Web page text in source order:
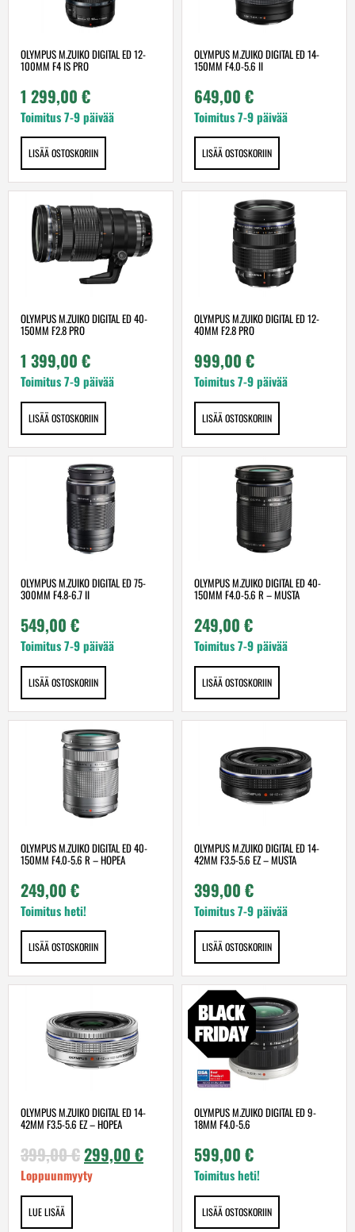
OLYMPUS M.ZUIKO DIGITAL ED 12-
100MM F4 IS PRO
1 299,00 €
Toimitus 7-9 päivää
LISÄÄ OSTOSKORIIN
OLYMPUS M.ZUIKO DIGITAL ED 14-
150MM F4.0-5.6 II
649,00 €
Toimitus 7-9 päivää
LISÄÄ OSTOSKORIIN
OLYMPUS M.ZUIKO DIGITAL ED 40-
150MM F2.8 PRO
1 399,00 €
Toimitus 7-9 päivää
LISÄÄ OSTOSKORIIN
OLYMPUS M.ZUIKO DIGITAL ED 12-
40MM F2.8 PRO
999,00 €
Toimitus 7-9 päivää
LISÄÄ OSTOSKORIIN
OLYMPUS M.ZUIKO DIGITAL ED 75-
300MM F4.8-6.7 II
549,00 €
Toimitus 7-9 päivää
LISÄÄ OSTOSKORIIN
OLYMPUS M.ZUIKO DIGITAL ED 40-
150MM F4.0-5.6 R – MUSTA
249,00 €
Toimitus 7-9 päivää
LISÄÄ OSTOSKORIIN
OLYMPUS M.ZUIKO DIGITAL ED 40-
150MM F4.0-5.6 R – HOPEA
249,00 €
Toimitus heti!
LISÄÄ OSTOSKORIIN
OLYMPUS M.ZUIKO DIGITAL ED 14-
42MM F3.5-5.6 EZ – MUSTA
399,00 €
Toimitus 7-9 päivää
LISÄÄ OSTOSKORIIN
OLYMPUS M.ZUIKO DIGITAL ED 14-
42MM F3.5-5.6 EZ – HOPEA
399,00€299,00 €
Loppuunmyyty
LUE LISÄÄ
OLYMPUS M.ZUIKO DIGITAL ED 9-
18MM F4.0-5.6
599,00 €
Toimitus heti!
LISÄÄ OSTOSKORIIN